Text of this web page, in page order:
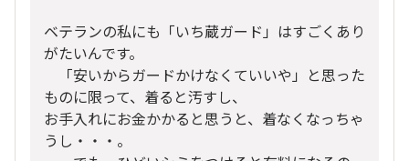
ベテランの私にも「いち蔵ガード」はすごくあり
がたいんです。
「安いからガードかけなくていいや」と思った
ものに限って、着ると汚すし、
お手入れにお金かかると思うと、着なくなっちゃ
うし・・・。